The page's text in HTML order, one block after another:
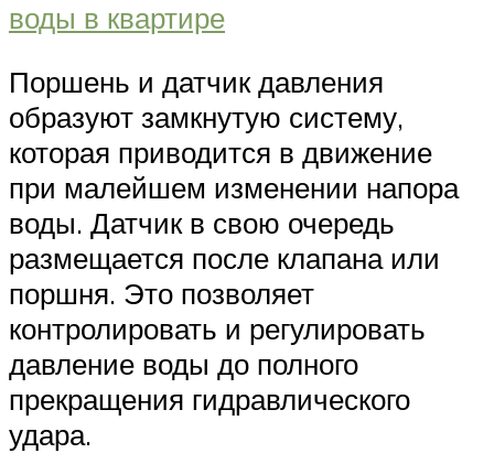
воды в квартире
Поршень и датчик давления
образуют замкнутую систему,
которая приводится в движение
при малейшем изменении напора
воды. Датчик в свою очередь
размещается после клапана или
поршня. Это позволяет
контролировать и регулировать
давление воды до полного
прекращения гидравлического
удара.